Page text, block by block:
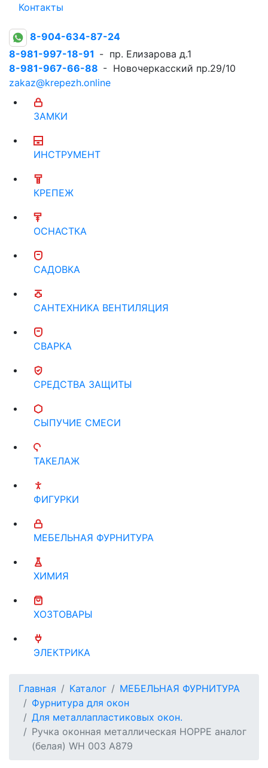
Контакты
8-904-634-87-24
8-981-997-18-91 - пр. Елизарова д.1
8-981-967-66-88 - Новочеркасский пр.29/10
zakaz@krepezh.online
ЗАМКИ
ИНСТРУМЕНТ
КРЕПЕЖ
ОСНАСТКА
САДОВКА
САНТЕХНИКА ВЕНТИЛЯЦИЯ
СВАРКА
СРЕДСТВА ЗАЩИТЫ
СЫПУЧИЕ СМЕСИ
ТАКЕЛАЖ
ФИГУРКИ
МЕБЕЛЬНАЯ ФУРНИТУРА
ХИМИЯ
ХОЗТОВАРЫ
ЭЛЕКТРИКА
Главная Каталог
МЕБЕЛЬНАЯ ФУРНИТУРА
Фурнитура для окон
Для металлапластиковых окон.
Ручка оконная металлическая HOPPE аналог
(белая) WH 003 A879